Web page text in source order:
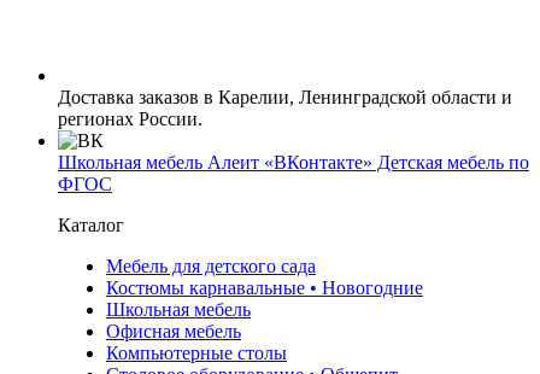
Доставка заказов в Карелии, Ленинградской области и
регионах России.
Школьная мебель Алеит «ВКонтакте» Детская мебель по
ФГОС
Каталог
Мебель для детского сада
Костюмы карнавальные • Новогодние
Школьная мебель
Офисная мебель
Компьютерные столы